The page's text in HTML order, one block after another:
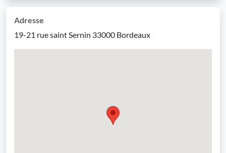
Adresse
19-21 rue saint Sernin 33000 Bordeaux